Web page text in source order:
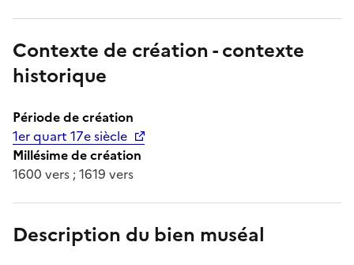
Contexte de création - contexte
historique
Période de création
1er quart 17e siècle
Millésime de création
1600 vers ; 1619 vers
Description du bien muséal